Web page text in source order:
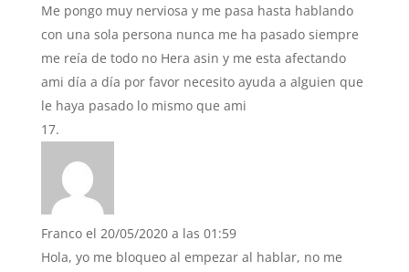
Me pongo muy nerviosa y me pasa hasta hablando
con una sola persona nunca me ha pasado siempre
me reía de todo no Hera asin y me esta afectando
ami día a día por favor necesito ayuda a alguien que
le haya pasado lo mismo que ami
Franco el 20/05/2020 a las 01:59
Hola, yo me bloqueo al empezar al hablar, no me